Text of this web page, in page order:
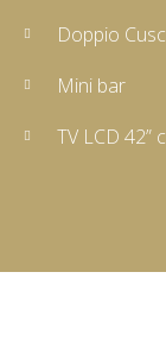
Doppio
Mini bar
TV LCD 42”